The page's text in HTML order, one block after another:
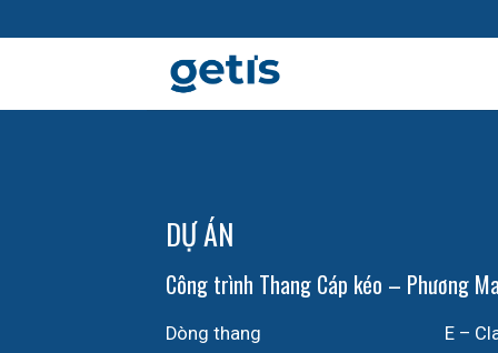
DỰ ÁN
Công trình Thang Cáp kéo – Phương
Dòng thang
E –